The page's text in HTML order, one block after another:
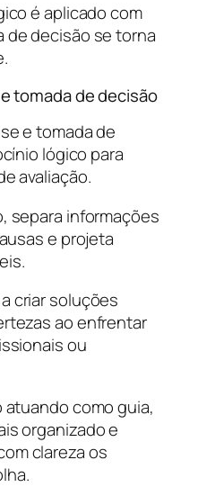
é aplicado com
de decisão se torna
tomada de decisão
e tomada de
lógico para
avaliação.
separa informações
e projeta
criar soluções
ao enfrentar
ou
como guia,
organizado e
clareza os